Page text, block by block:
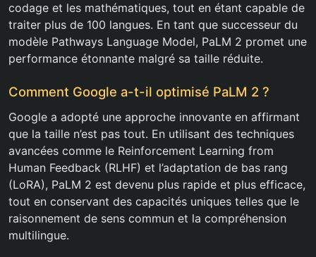
codage et les mathématiques, tout en étant capable de
traiter plus de 100 langues. En tant que successeur du
modèle Pathways Language Model, PaLM 2 promet une
performance étonnante malgré sa taille réduite.
Comment Google a-t-il optimisé PaLM 2 ?
Google a adopté une approche innovante en affirmant
que la taille n’est pas tout. En utilisant des techniques
avancées comme le Reinforcement Learning from
Human Feedback (RLHF) et l’adaptation de bas rang
(LoRA), PaLM 2 est devenu plus rapide et plus efficace,
tout en conservant des capacités uniques telles que le
raisonnement de sens commun et la compréhension
multilingue.